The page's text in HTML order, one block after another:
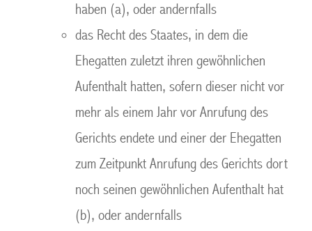
haben (a), oder andernfalls
das Recht des Staates, in dem die
Ehegatten zuletzt ihren gewöhnlichen
Aufenthalt hatten, sofern dieser nicht vor
mehr als einem Jahr vor Anrufung des
Gerichts endete und einer der Ehegatten
zum Zeitpunkt Anrufung des Gerichts dort
noch seinen gewöhnlichen Aufenthalt hat
(b), oder andernfalls